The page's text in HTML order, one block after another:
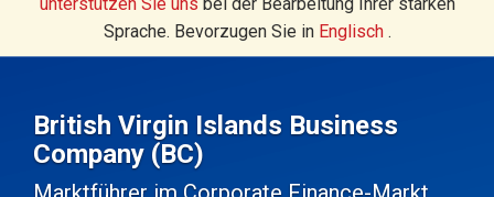
Sprache. Bevorzugen Sie in Englisch.
British Virgin Islands Business
Company (BC)